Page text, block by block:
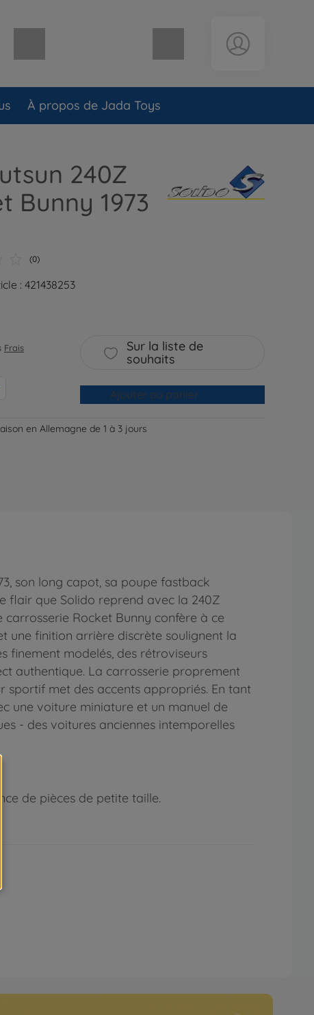
À propos de Jada Toys
240Z
Bunny 1973
(0)
: 421438253
Frais
Sur la liste de
souhaits
Ajouter au panier
en Allemagne de 1 à 3 jours
son long capot, sa poupe fastback
flair que Solido reprend avec la 240Z
carrosserie Rocket Bunny confère à ce
une finition arrière discrète soulignent la
finement modelés, des rétroviseurs
authentique. La carrosserie proprement
sportif met des accents appropriés. En tant
une voiture miniature et un manuel de
- des voitures anciennes intemporelles
de pièces de petite taille.